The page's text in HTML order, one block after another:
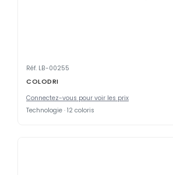
Réf. LB-00255
COLODRI
Connectez-vous pour voir les prix
Technologie · 12 coloris